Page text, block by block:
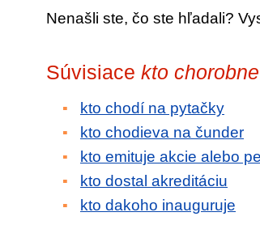
Nenašli ste, čo ste hľadali?
Súvisiace kto
kto chodí na pytačky
kto chodieva na čunder
kto emituje akcie alebo
kto dostal akreditáciu
kto dakoho inauguruje